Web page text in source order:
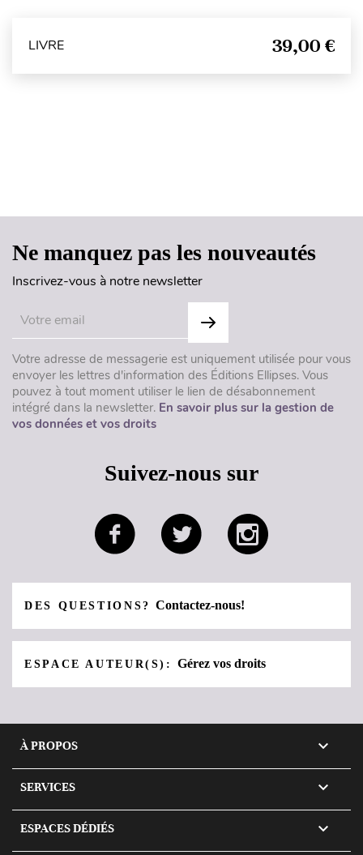
LIVRE 39,00 €
Ne manquez pas les nouveautés
Inscrivez-vous à notre newsletter
Votre adresse de messagerie est uniquement utilisée pour vous
envoyer les lettres d'information des Éditions Ellipses. Vous
pouvez à tout moment utiliser le lien de désabonnement
intégré dans la newsletter. En savoir plus sur la gestion de
vos données et vos droits
Suivez-nous sur
DES QUESTIONS?Contactez-nous!
ESPACE AUTEUR(S):Gérez vos droits
À PROPOS 
SERVICES 
ESPACES DÉDIÉS 